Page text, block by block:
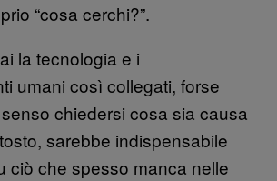
“cosa cerchi?”.
la tecnologia e i
umani così collegati, forse
chiedersi cosa sia causa
sarebbe indispensabile
ciò che spesso manca nelle